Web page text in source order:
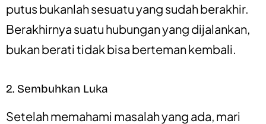
putus bukanlah sesuatu yang sudah berakhir.
Berakhirnya suatu hubungan yang dijalankan,
bukan berati tidak bisa berteman kembali.
2. Sembuhkan Luka
Setelah memahami masalah yang ada, mari